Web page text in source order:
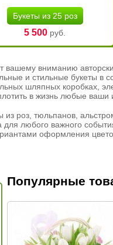
Букеты из 25 роз
5 500 руб.
вашему вниманию
и стильные букеты в
шляпных
в жизнь любые ваши
из роз, тюльпанов,
для любого важного
оформления
Популярные